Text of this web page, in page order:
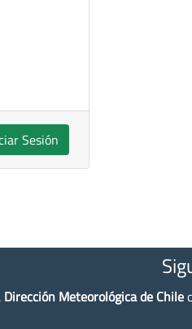
Sesión
Dirección Meteorológica de Chile